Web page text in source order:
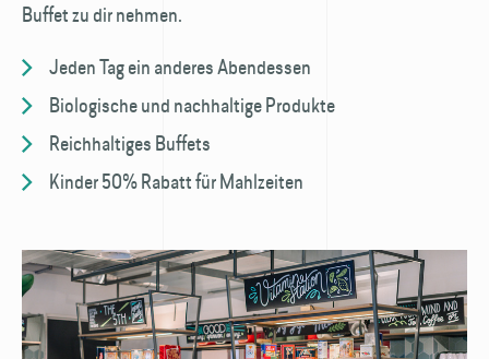
Buffet zu dir nehmen.
Jeden Tag ein anderes Abendessen
Biologische und nachhaltige Produkte
Reichhaltiges Buffets
Kinder 50% Rabatt für Mahlzeiten